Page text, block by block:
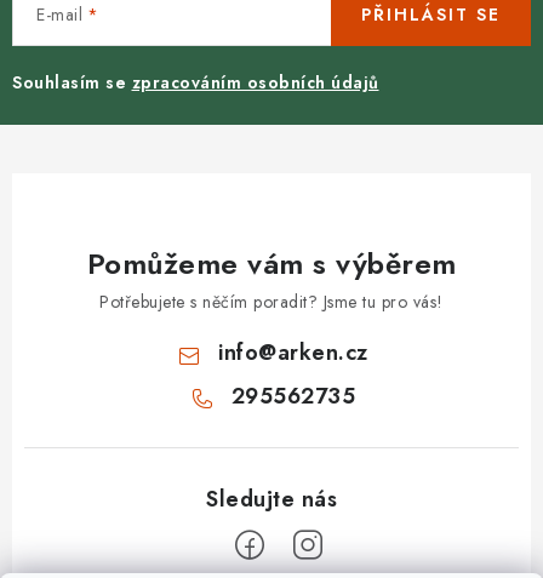
E-mail
Souhlasím se zpracováním osobních údajů
PŘIHLÁSIT SE
Pomůžeme vám s výběrem
Potřebujete s něčím poradit? Jsme tu pro vás!
info@arken.cz
295562735